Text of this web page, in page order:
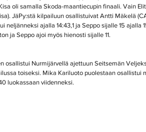
oli samalla Skoda-maantiecupin finaali. Vain
JäPy:stä kilpailuun osallistuivat Antti Mäkelä
neljänneksi ajalla 14:43,1 ja Seppo sijalle 15
ja Seppo ajoi myös hienosti sijalle 11.
osallistui Nurmijärvellä ajettuun Seitsemän
toiseksi. Mika Kariluoto puolestaan osallistui
luokassaan viidenneksi.